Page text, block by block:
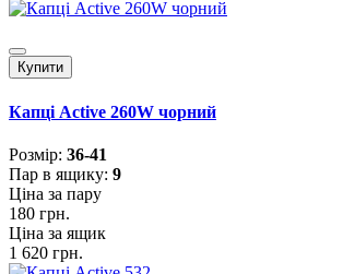
Купити
Капці Active 260W чорний
Розмiр: 36-41
Пар в ящику: 9
Ціна за пару
180 грн.
Ціна за ящик
1 620 грн.